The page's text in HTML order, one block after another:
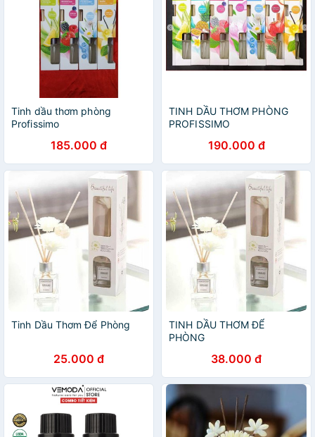
Tinh dầu thơm phòng
Profissimo
185.000 đ
TINH DẦU THƠM PHÒNG
PROFISSIMO
190.000 đ
Tinh Dầu Thơm Để Phòng
25.000 đ
TINH DẦU THƠM ĐỂ
PHÒNG
38.000 đ